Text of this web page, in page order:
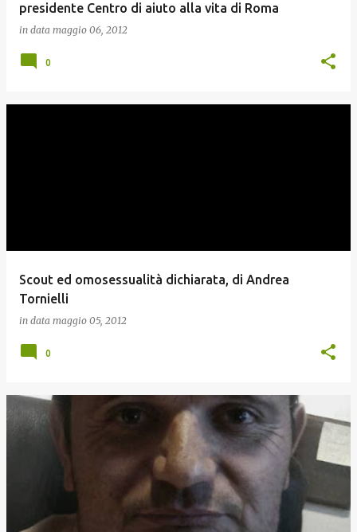
presidente Centro di aiuto alla vita di Roma
in data maggio 06, 2012
0
Scout ed omosessualità dichiarata, di Andrea
Tornielli
in data maggio 05, 2012
0